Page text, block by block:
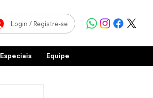
Login / Registre-se
Especiais Equipe